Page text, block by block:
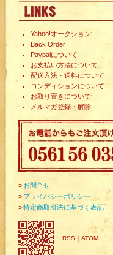
Yahoo!オークション
Back Order
Paypalについて
お支払い方法について
配送方法・送料について
コンディションについて
お取り置きについて
メルマガ登録・解除
» お問合せ
» プライバシーポリシー
»特定商取引法に基づく表記
RSS ｜ ATOM